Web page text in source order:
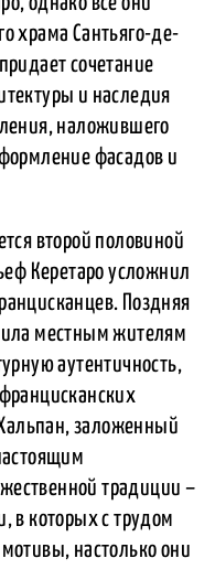
храма Сантьяго-де-
сочетание
и наследия
наложившего
фасадов и
второй половиной
Керетаро усложнил
Поздняя
местным жителям
аутентичность,
заложенный
традиции –
в которых с трудом
настолько они